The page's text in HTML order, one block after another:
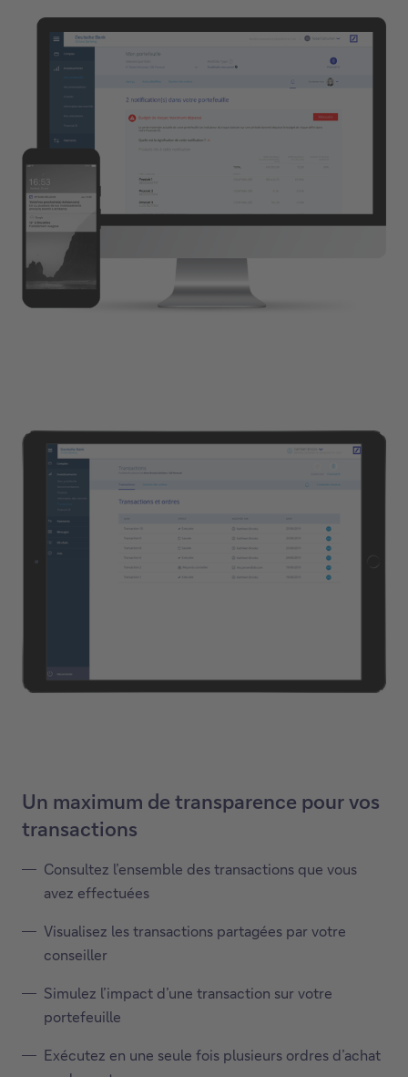
Un maximum de transparence pour vos
transactions
Consultez l’ensemble des transactions que vous
avez effectuées
Visualisez les transactions partagées par votre
conseiller
Simulez l’impact d’une transaction sur votre
portefeuille
Exécutez en une seule fois plusieurs ordres d’achat